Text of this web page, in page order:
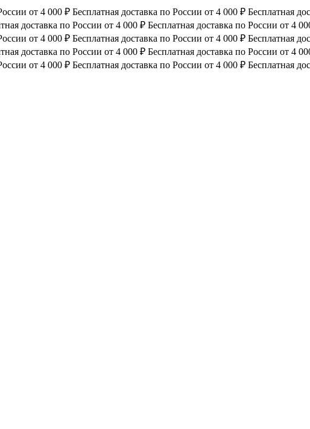
от 4 000 ₽ Бесплатная доставка по России от 4 000 ₽ Бесплатная
доставка по России от 4 000 ₽ Бесплатная доставка по России от 4
от 4 000 ₽ Бесплатная доставка по России от 4 000 ₽ Бесплатная
доставка по России от 4 000 ₽ Бесплатная доставка по России от 4
от 4 000 ₽ Бесплатная доставка по России от 4 000 ₽ Бесплатная